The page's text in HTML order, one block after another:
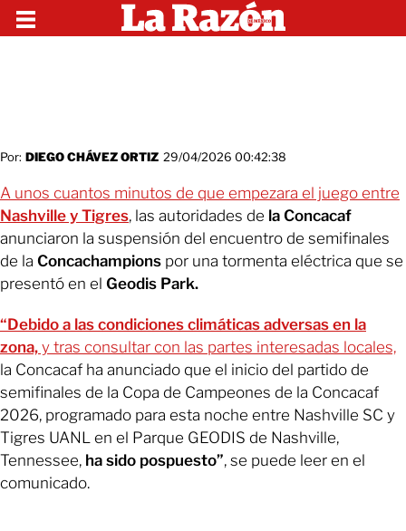
Por: DIEGO CHÁVEZ ORTIZ 29/04/2026 00:42:38
A unos cuantos minutos de que empezara el juego entre
Nashville y Tigres, las autoridades de la Concacaf
anunciaron la suspensión del encuentro de semifinales
de la Concachampions por una tormenta eléctrica que se
presentó en el Geodis Park.
“Debido a las condiciones climáticas adversas en la
zona, y tras consultar con las partes interesadas locales,
la Concacaf ha anunciado que el inicio del partido de
semifinales de la Copa de Campeones de la Concacaf
2026, programado para esta noche entre Nashville SC y
Tigres UANL en el Parque GEODIS de Nashville,
Tennessee, ha sido pospuesto”, se puede leer en el
comunicado.